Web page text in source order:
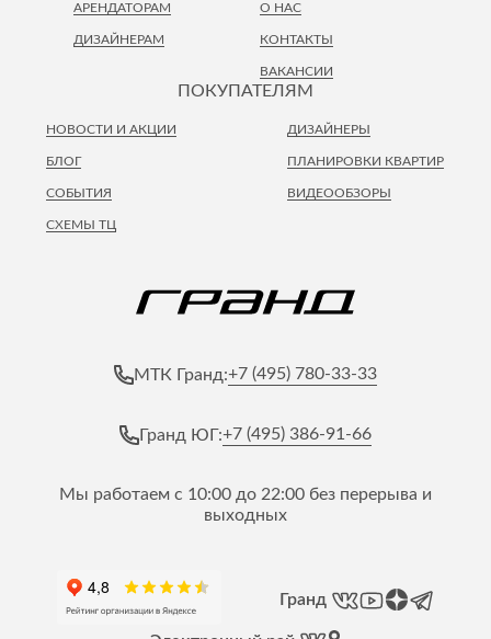
ПОКУПАТЕЛЯМ
НОВОСТИ И АКЦИИ
ПЛАНИРОВКИ КВАРТИР
ВИДЕООБЗОРЫ
БЛОГ
СОБЫТИЯ
СХЕМЫ ТЦ
ДИЗАЙНЕРЫ
АРЕНДАТОРАМ
ДИЗАЙНЕРАМ
О НАС
КОНТАКТЫ
ВАКАНСИИ
МТК Гранд:+7 (495) 780-33-33
Гранд ЮГ:+7 (495) 386-91-66
Мы работаем с 10:00 до 22:00 без перерыва и
выходных
Гранд